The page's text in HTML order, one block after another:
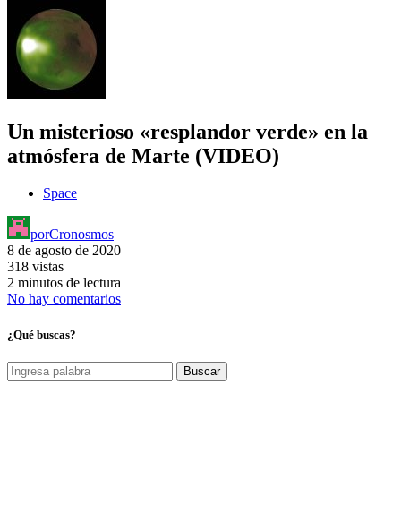
Un misterioso «resplandor verde» en la
atmósfera de Marte (VIDEO)
Space
porCronosmos
8 de agosto de 2020
318 vistas
2 minutos de lectura
No hay comentarios
¿Qué buscas?
Buscar